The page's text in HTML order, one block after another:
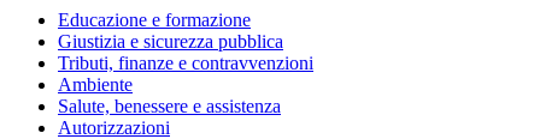
Educazione e formazione
Giustizia e sicurezza pubblica
Tributi, finanze e contravvenzioni
Ambiente
Salute, benessere e assistenza
Autorizzazioni